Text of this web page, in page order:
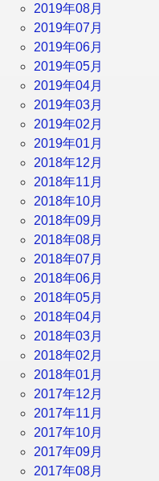
2019年08月
2019年07月
2019年06月
2019年05月
2019年04月
2019年03月
2019年02月
2019年01月
2018年12月
2018年11月
2018年10月
2018年09月
2018年08月
2018年07月
2018年06月
2018年05月
2018年04月
2018年03月
2018年02月
2018年01月
2017年12月
2017年11月
2017年10月
2017年09月
2017年08月